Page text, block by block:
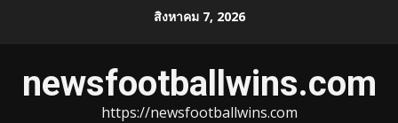
สิงหาคม 7, 2026
newsfootballwins.com
https://newsfootballwins.com